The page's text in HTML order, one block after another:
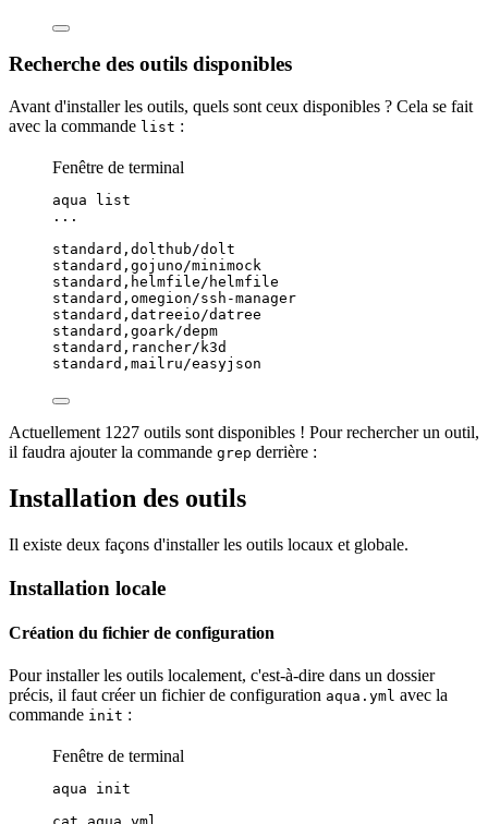
Recherche des outils disponibles
Avant d'installer les outils, quels sont ceux disponibles ? Cela se fait
avec la commande list :
Fenêtre de terminal
aqua
list
...
standard,dolthub/dolt
standard,gojuno/minimock
standard,helmfile/helmfile
standard,omegion/ssh-manager
standard,datreeio/datree
standard,goark/depm
standard,rancher/k3d
standard,mailru/easyjson
Actuellement 1227 outils sont disponibles ! Pour rechercher un outil,
il faudra ajouter la commande grep derrière :
Installation des outils
Il existe deux façons d'installer les outils locaux et globale.
Installation locale
Création du fichier de configuration
Pour installer les outils localement, c'est-à-dire dans un dossier
précis, il faut créer un fichier de configuration aqua.yml avec la
commande init :
Fenêtre de terminal
aqua
init